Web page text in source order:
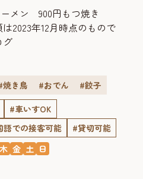
ーメン 900円もつ焼き
2023年12月時点のもので
グ
焼き鳥 #おでん
#餃子
#車いすOK
語での接客可能
#貸切可能
木 金 土 日